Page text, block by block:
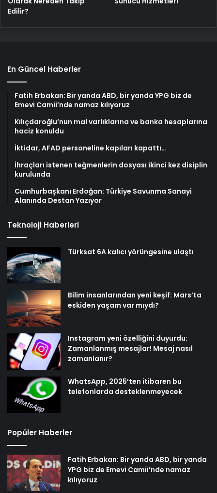
Edilir?
En Güncel Haberler
Fatih Erbakan: Bir yanda ABD, bir yanda YPG biz de
Emevi Camii’nde namaz kılıyoruz
Kılıçdaroğlu’nun mal varlıklarına ve banka hesaplarına
haciz konuldu
İktidar, AFAD personeline kapıları kapattı…
İhraçları istenen teğmenlerin dosyası ikinci kez disiplin
kurulunda
Cumhurbaşkanı Erdoğan: Türkiye Savunma Sanayi
Alanında Destan Yazıyor
Teknoloji Haberleri
Türksat 6A kalıcı yörüngesine ulaştı
Bilim insanlarından yeni keşif: Mars’ta
eskiden yaşam var mıydı?
Instagram yeni özelliğini duyurdu:
Zamanlanmış mesajlar! Mesaj nasıl
zamanlanır?
WhatsApp, 2025’ten itibaren bu
telefonlarda desteklenmeyecek
Popüler Haberler
Fatih Erbakan: Bir yanda ABD, bir yanda
YPG biz de Emevi Camii’nde namaz
kılıyoruz